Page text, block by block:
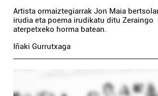
Artista ormaiztegiarrak Jon Maia
irudia eta poema irudikatu ditu Zeraingo
aterpetxeko horma batean.
Iñaki Gurrutxaga